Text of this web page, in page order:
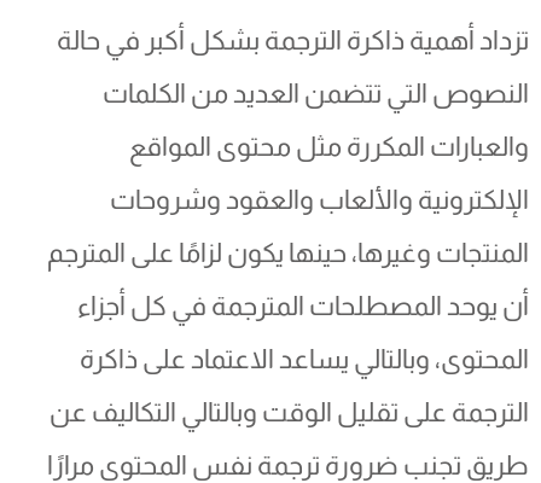
تزداد أهمية ذاكرة الترجمة بشكل أكبر في حالة
النصوص التي تتضمن العديد من الكلمات
والعبارات المكررة مثل محتوى المواقع
الإلكترونية والألعاب والعقود وشروحات
المنتجات وغيرها، حينها يكون لزامًا على المترجم
أن يوحد المصطلحات المترجمة في كل أجزاء
المحتوى، وبالتالي يساعد الاعتماد على ذاكرة
الترجمة على تقليل الوقت وبالتالي التكاليف عن
طريق تجنب ضرورة ترجمة نفس المحتوى مرارًا